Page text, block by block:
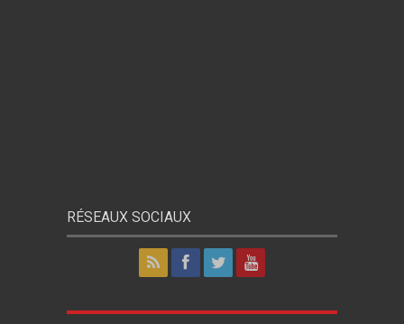
RÉSEAUX SOCIAUX